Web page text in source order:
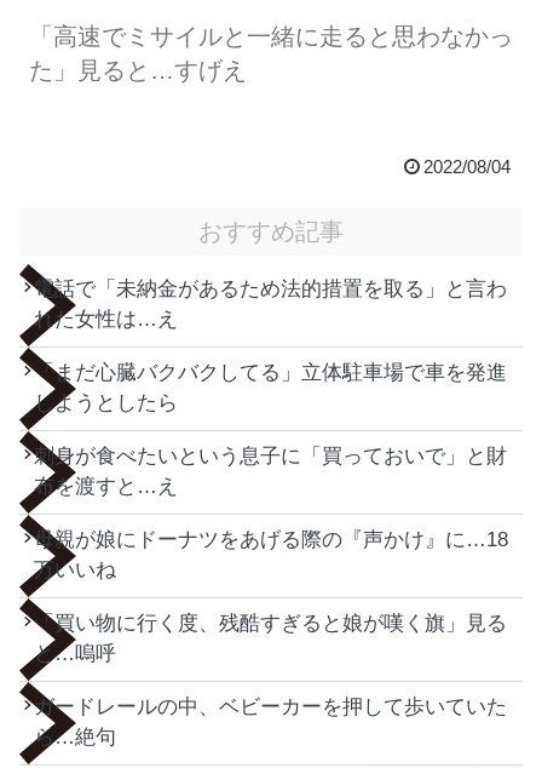
「高速でミサイルと一緒に走ると思わなかっ
た」見ると…すげえ
2022/08/04
おすすめ記事
電話で「未納金があるため法的措置を取る」と言わ
れた女性は…え
「まだ心臓バクバクしてる」立体駐車場で車を発進
しようとしたら
刺身が食べたいという息子に「買っておいで」と財
布を渡すと…え
母親が娘にドーナツをあげる際の『声かけ』に…18
万いいね
「買い物に行く度、残酷すぎると娘が嘆く旗」見る
と…嗚呼
ガードレールの中、ベビーカーを押して歩いていた
ら…絶句